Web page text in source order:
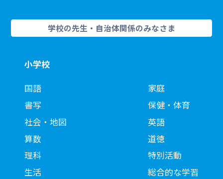
学校の先生・自治体関係のみなさま
小学校
国語
書写
社会・地図
算数
理科
生活
家庭
保健・体育
英語
道徳
特別活動
総合的な学習